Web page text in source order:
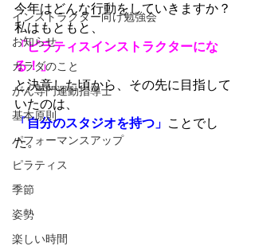
インストラクター向け勉強会
お知らせ
カラダのこと
がん専門運動指導士
基本原則
パフォーマンスアップ
ピラティス
季節
姿勢
楽しい時間
今年はどんな行動をしていきますか？
私はもともと、
「ピラティスインストラクターにな
る！」
と決意した頃から、その先に目指して
いたのは、
「自分のスタジオを持つ」 ことでし
た。